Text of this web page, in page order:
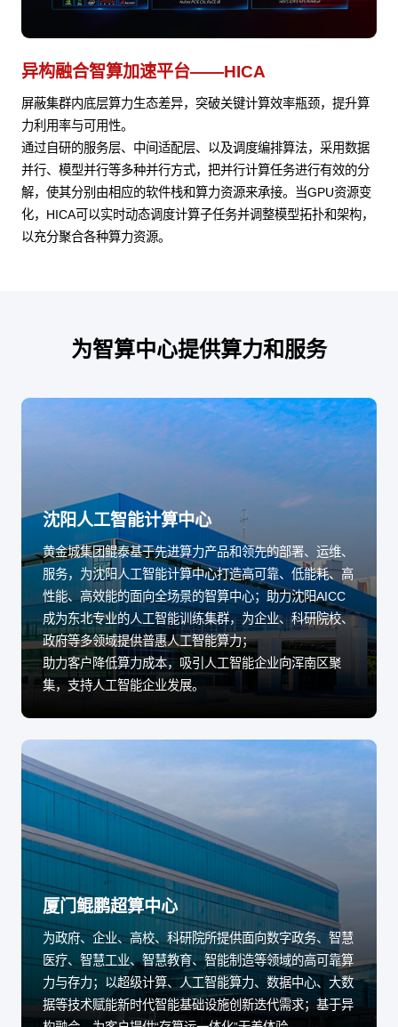
异构融合智算加速平台——HICA
屏蔽集群内底层算力生态差异，突破关键计算效率瓶颈，提升算
力利用率与可用性。
通过自研的服务层、中间适配层、以及调度编排算法，采用数据
并行、模型并行等多种并行方式，把并行计算任务进行有效的分
解，使其分别由相应的软件栈和算力资源来承接。当GPU资源变
化，HICA可以实时动态调度计算子任务并调整模型拓扑和架构，
以充分聚合各种算力资源。
为智算中心提供算力和服务
沈阳人工智能计算中心
黄金城集团鲲泰基于先进算力产品和领先的部署、运维、
服务，为沈阳人工智能计算中心打造高可靠、低能耗、高
性能、高效能的面向全场景的智算中心；助力沈阳AICC
成为东北专业的人工智能训练集群，为企业、科研院校、
政府等多领域提供普惠人工智能算力；
助力客户降低算力成本，吸引人工智能企业向浑南区聚
集，支持人工智能企业发展。
厦门鲲鹏超算中心
为政府、企业、高校、科研院所提供面向数字政务、智慧
医疗、智慧工业、智慧教育、智能制造等领域的高可靠算
力与存力；以超级计算、人工智能算力、数据中心、大数
据等技术赋能新时代智能基础设施创新迭代需求；基于异